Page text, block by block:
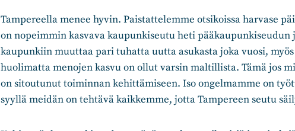
Tampereella menee hyvin. Paistattelemme otsikoissa harvase
on nopeimmin kasvava kaupunkiseutu heti pääkaupunkiseudun
kaupunkiin muuttaa pari tuhatta uutta asukasta joka vuosi,
huolimatta menojen kasvu on ollut varsin maltillista. Tämä jos
on sitoutunut toiminnan kehittämiseen. Iso ongelmamme on
syyllä meidän on tehtävä kaikkemme, jotta Tampereen seutu